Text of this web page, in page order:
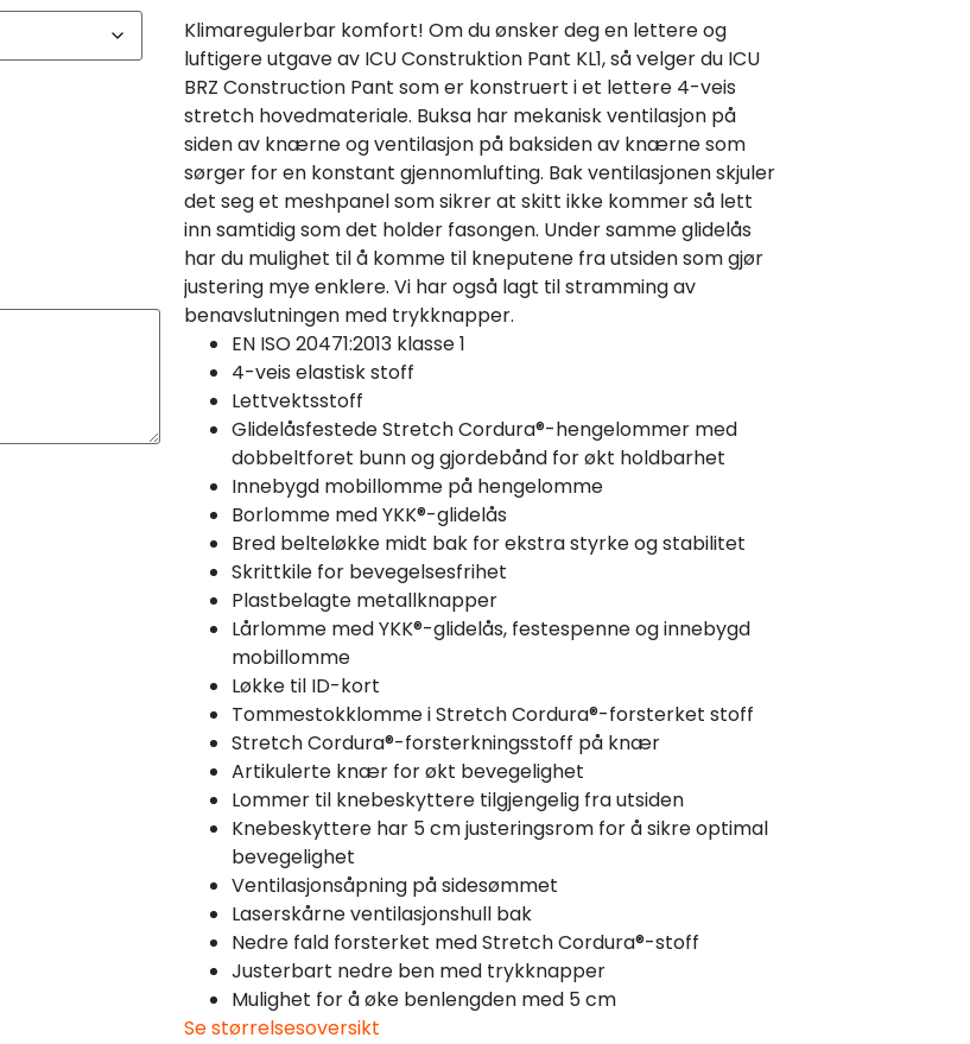
Klimaregulerbar komfort! Om du ønsker deg en lettere og
luftigere utgave av ICU Construktion Pant KL1, så velger du ICU
BRZ Construction Pant som er konstruert i et lettere 4-veis
stretch hovedmateriale. Buksa har mekanisk ventilasjon på
siden av knærne og ventilasjon på baksiden av knærne som
sørger for en konstant gjennomlufting. Bak ventilasjonen skjuler
det seg et meshpanel som sikrer at skitt ikke kommer så lett
inn samtidig som det holder fasongen. Under samme glidelås
har du mulighet til å komme til kneputene fra utsiden som gjør
justering mye enklere. Vi har også lagt til stramming av
benavslutningen med trykknapper.
EN ISO 20471:2013 klasse 1
4-veis elastisk stoff
Lettvektsstoff
Glidelåsfestede Stretch Cordura®-hengelommer med
dobbeltforet bunn og gjordebånd for økt holdbarhet
Innebygd mobillomme på hengelomme
Borlomme med YKK®-glidelås
Bred belteløkke midt bak for ekstra styrke og stabilitet
Skrittkile for bevegelsesfrihet
Plastbelagte metallknapper
Lårlomme med YKK®-glidelås, festespenne og innebygd
mobillomme
Løkke til ID-kort
Tommestokklomme i Stretch Cordura®-forsterket stoff
Stretch Cordura®-forsterkningsstoff på knær
Artikulerte knær for økt bevegelighet
Lommer til knebeskyttere tilgjengelig fra utsiden
Knebeskyttere har 5 cm justeringsrom for å sikre optimal
bevegelighet
Ventilasjonsåpning på sidesømmet
Laserskårne ventilasjonshull bak
Nedre fald forsterket med Stretch Cordura®-stoff
Justerbart nedre ben med trykknapper
Mulighet for å øke benlengden med 5 cm
Se størrelsesoversikt